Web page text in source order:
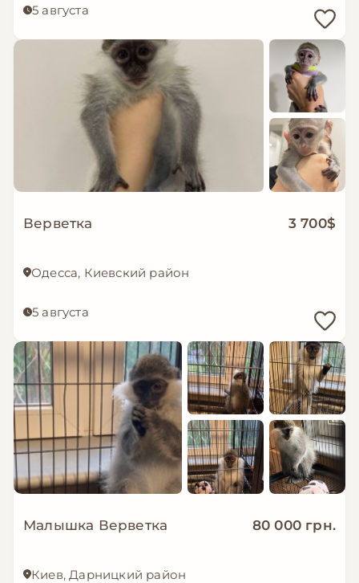
5 августа
Верветка 3 700$
Одесса, Киевский район
5 августа
Малышка Верветка 80 000 грн.
Киев, Дарницкий район